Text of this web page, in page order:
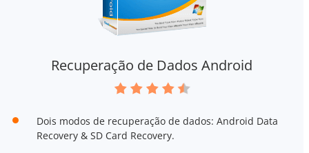
Recuperação de Dados Android
Dois modos de recuperação de dados: Android Data
Recovery & SD Card Recovery.